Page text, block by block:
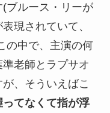
ブルース・リーが
現されていて、
の中で、主演の何
老師とラプサオ
、そういえばこ
てなくて指が浮